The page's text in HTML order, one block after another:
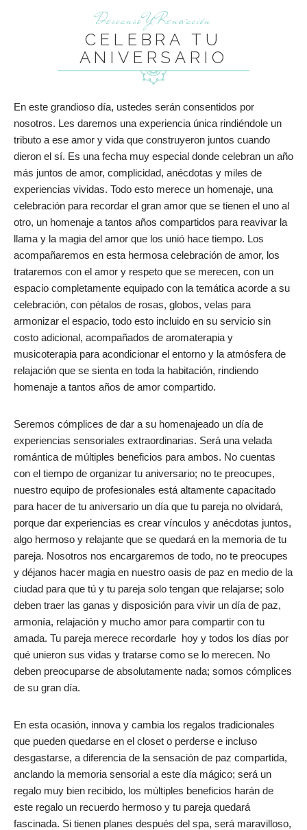
Descanso Y Renovación
CELEBRA TU
ANIVERSARIO
En este grandioso día, ustedes serán consentidos por
nosotros. Les daremos una experiencia única rindiéndole un
tributo a ese amor y vida que construyeron juntos cuando
dieron el sí. Es una fecha muy especial donde celebran un año
más juntos de amor, complicidad, anécdotas y miles de
experiencias vividas. Todo esto merece un homenaje, una
celebración para recordar el gran amor que se tienen el uno al
otro, un homenaje a tantos años compartidos para reavivar la
llama y la magia del amor que los unió hace tiempo. Los
acompañaremos en esta hermosa celebración de amor, los
trataremos con el amor y respeto que se merecen, con un
espacio completamente equipado con la temática acorde a su
celebración, con pétalos de rosas, globos, velas para
armonizar el espacio, todo esto incluido en su servicio sin
costo adicional, acompañados de aromaterapia y
musicoterapia para acondicionar el entorno y la atmósfera de
relajación que se sienta en toda la habitación, rindiendo
homenaje a tantos años de amor compartido.
Seremos cómplices de dar a su homenajeado un día de
experiencias sensoriales extraordinarias. Será una velada
romántica de múltiples beneficios para ambos. No cuentas
con el tiempo de organizar tu aniversario; no te preocupes,
nuestro equipo de profesionales está altamente capacitado
para hacer de tu aniversario un día que tu pareja no olvidará,
porque dar experiencias es crear vínculos y anécdotas juntos,
algo hermoso y relajante que se quedará en la memoria de tu
pareja. Nosotros nos encargaremos de todo, no te preocupes
y déjanos hacer magia en nuestro oasis de paz en medio de la
ciudad para que tú y tu pareja solo tengan que relajarse; solo
deben traer las ganas y disposición para vivir un día de paz,
armonía, relajación y mucho amor para compartir con tu
amada. Tu pareja merece recordarle hoy y todos los días por
qué unieron sus vidas y tratarse como se lo merecen. No
deben preocuparse de absolutamente nada; somos cómplices
de su gran día.
En esta ocasión, innova y cambia los regalos tradicionales
que pueden quedarse en el closet o perderse e incluso
desgastarse, a diferencia de la sensación de paz compartida,
anclando la memoria sensorial a este día mágico; será un
regalo muy bien recibido, los múltiples beneficios harán de
este regalo un recuerdo hermoso y tu pareja quedará
fascinada. Si tienen planes después del spa, será maravilloso,